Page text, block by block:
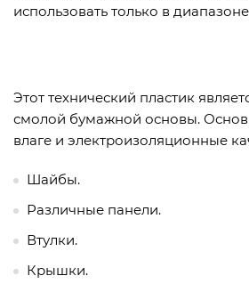
использовать только в
Этот технический пластик
смолой бумажной основы.
влаге и электроизоляционные
Шайбы.
Различные панели.
Втулки.
Крышки.